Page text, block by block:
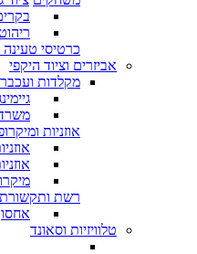
כרטיסי טעינה
אביזרים וציוד היקפי
מקלדות
אוזניות
רשת ותקשורת
טלוויזיות וסאונד